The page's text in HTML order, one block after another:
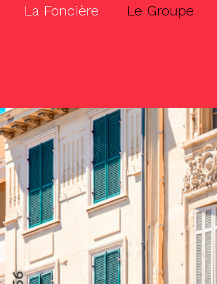
La Foncière Le Groupe